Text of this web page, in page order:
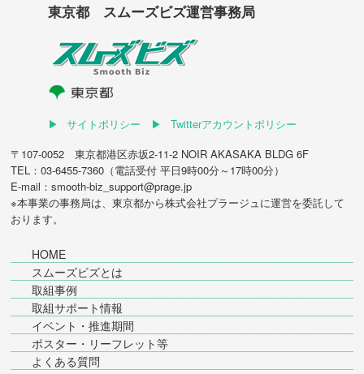
東京都 スムーズビズ運営事務局
サイトポリシー
Twitterアカウントポリシー
〒107-0052 東京都港区赤坂2-11-2 NOIR AKASAKA BLDG 6F
TEL：03-6455-7360（電話受付 平日9時00分～17時00分）
E-mail：smooth-biz_support@prage.jp
※本事業の事務局は、東京都から株式会社プラージュに運営を委託して
おります。
HOME
スムーズビズとは
取組事例
取組サポート情報
イベント・推進期間
ポスター・リーフレット等
よくある質問